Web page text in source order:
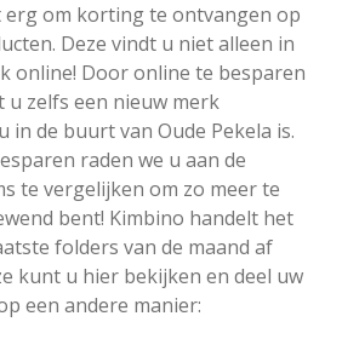
erg om korting te ontvangen op
Deze vindt u niet alleen in
online! Door online te besparen
zelfs een nieuw merk
in de buurt van Oude Pekela is.
raden we u aan de
te vergelijken om zo meer te
bent! Kimbino handelt het
folders van de maand af
kunt u hier bekijken en deel uw
een andere manier: